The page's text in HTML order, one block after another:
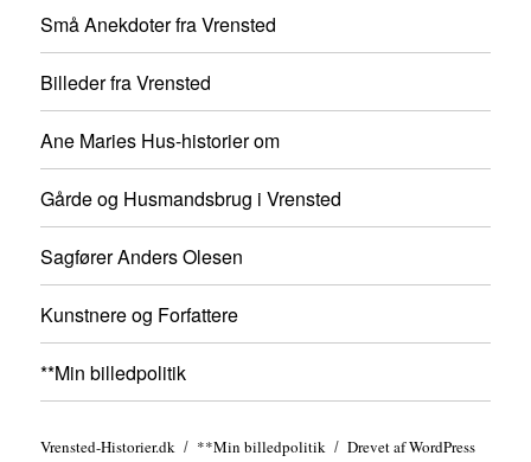
Små Anekdoter fra Vrensted
Billeder fra Vrensted
Ane Maries Hus-historier om
Gårde og Husmandsbrug i Vrensted
Sagfører Anders Olesen
Kunstnere og Forfattere
**Min billedpolitik
Vrensted-Historier.dk **Min billedpolitik Drevet af WordPress